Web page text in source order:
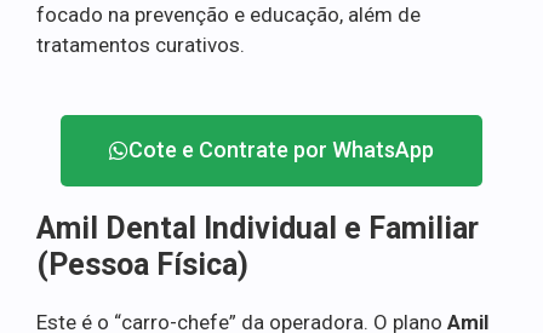
focado na prevenção e educação, além de
tratamentos curativos.
Cote e Contrate por WhatsApp
Amil Dental Individual e Familiar
(Pessoa Física)
Este é o “carro-chefe” da operadora. O plano Amil